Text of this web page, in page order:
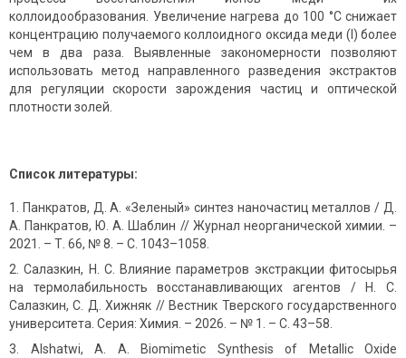
коллоидообразования. Увеличение нагрева до 100 °C снижает
концентрацию получаемого коллоидного оксида меди (I) более
чем в два раза. Выявленные закономерности позволяют
использовать метод направленного разведения экстрактов
для регуляции скорости зарождения частиц и оптической
плотности золей.
Список литературы:
Панкратов, Д. А. «Зеленый» синтез наночастиц металлов / Д.
А. Панкратов, Ю. А. Шаблин // Журнал неорганической химии. –
2021. – Т. 66, № 8. – С. 1043–1058.
Салазкин, Н. С. Влияние параметров экстракции фитосырья
на термолабильность восстанавливающих агентов / Н. С.
Салазкин, С. Д. Хижняк // Вестник Тверского государственного
университета. Серия: Химия. – 2026. – № 1. – С. 43–58.
Alshatwi, A. A. Biomimetic Synthesis of Metallic Oxide